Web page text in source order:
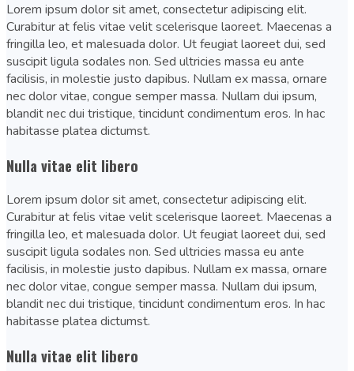
Lorem ipsum dolor sit amet, consectetur adipiscing elit.
Curabitur at felis vitae velit scelerisque laoreet. Maecenas a
fringilla leo, et malesuada dolor. Ut feugiat laoreet dui, sed
suscipit ligula sodales non. Sed ultricies massa eu ante
facilisis, in molestie justo dapibus. Nullam ex massa, ornare
nec dolor vitae, congue semper massa. Nullam dui ipsum,
blandit nec dui tristique, tincidunt condimentum eros. In hac
habitasse platea dictumst.
Nulla vitae elit libero
Lorem ipsum dolor sit amet, consectetur adipiscing elit.
Curabitur at felis vitae velit scelerisque laoreet. Maecenas a
fringilla leo, et malesuada dolor. Ut feugiat laoreet dui, sed
suscipit ligula sodales non. Sed ultricies massa eu ante
facilisis, in molestie justo dapibus. Nullam ex massa, ornare
nec dolor vitae, congue semper massa. Nullam dui ipsum,
blandit nec dui tristique, tincidunt condimentum eros. In hac
habitasse platea dictumst.
Nulla vitae elit libero